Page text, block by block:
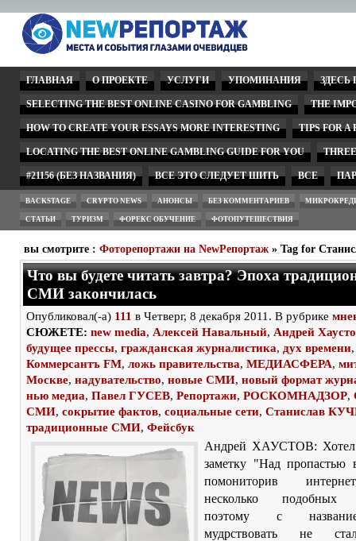
ГЛАВНАЯ О ПРОЕКТЕ УСЛУГИ УПОМИНАНИЯ
SELECTING THE BEST ONLINE CASINO FOR GAMBLING THE
HOW TO CREATE YOUR ESSAYS MORE INTERESTING TIPS FOR A
LOCATING THE BEST ONLINE GAMBLING GUIDE FOR YOU
#21156 (БЕЗ НАЗВАНИЯ) ВСЕ ЭТО СЛЕДУЕТ ШИТЬ ВСЕ
BACKSTAGE CRYPTO NEWS АНОНСЫ БЕЗ КОММЕНТАРИЕВ
СТАТЬИ ТУРИЗМ ФОРЕКС ОБУЧЕНИЕ ФОТОПУТЕШЕСТВИЯ
вы смотрите : Фоторепортажи на NewРепортаж » Tag for
Что вы будете читать завтра? Эпоха
СМИ закончилась
Опубликовал(-а) 111 в Четверг, 8 декабря 2011. В рубрике
СЮЖЕТЕ: new media, Алексей Навальный, Андрей
будущее прессы, гражданская журналистика, дух времени
Коммерсантъ FM, ложь правительства, МЕДИАСФЕРА,
Москве, надувательство, новые СМИ, новый формат
нью медиа, Павел ГУСЕВ, Репортажи, РОСКОМНАДЗОР,
СМИ, сокрытие фактов, социальные сети, Станислав
традиционные СМИ, Фейсбук
Андрей ХАУСТОВ: Хотел
заметку "Над
помониторив
несколько подобных
поэтому с
мудрствовать не